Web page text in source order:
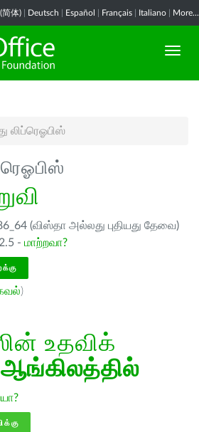
简体) Deutsch Español Français Italiano More...
லிப்ரெஓபிஸ்
(விஸ்தா அல்லது புதியது தேவை)
- மாற்றவா?
)
உதவிக்
ஆங்கிலத்தில்